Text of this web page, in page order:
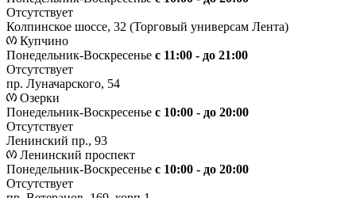
Отсутствует
Колпинское шоссе, 32 (Торговый универсам Лента)
Купчино
Понедельник-Воскресенье с 11:00 - до 21:00
Отсутствует
пр. Луначарского, 54
Озерки
Понедельник-Воскресенье с 10:00 - до 20:00
Отсутствует
Ленинский пр., 93
Ленинский проспект
Понедельник-Воскресенье с 10:00 - до 20:00
Отсутствует